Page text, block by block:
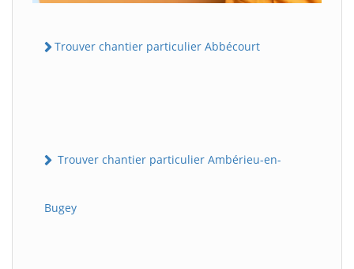
Trouver chantier particulier Abbécourt
Trouver chantier particulier Ambérieu-en-
Bugey